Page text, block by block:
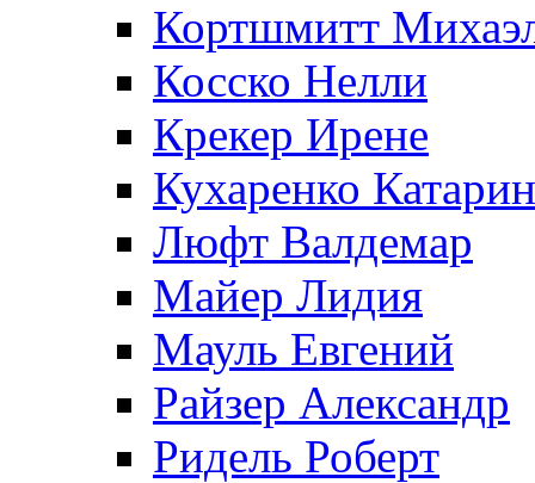
Кортшмитт
Косско Нелли
Крекер Ирене
Кухаренко
Люфт Валдемaр
Майер Лидия
Мауль Евгений
Райзер Александр
Ридель Роберт